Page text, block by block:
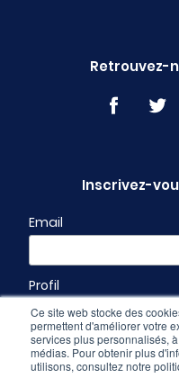
Ce site web stocke des
permettent d'améliorer votre
services plus personnalisés,
médias. Pour obtenir plus
utilisons, consultez notre
Retrouvez-
Inscrivez-
Email
Profil